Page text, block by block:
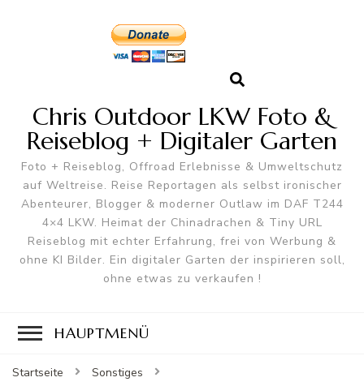
Chris Outdoor LKW Foto &
Reiseblog + Digitaler Garten
Foto + Reiseblog, Offroad Erlebnisse & Umweltschutz
auf Weltreise. Reise Reportagen als selbst ironischer
Abenteurer, Blogger & moderner Outlaw im DAF T244
4×4 LKW. Heimat der Chinadrachen & Tiny URL
Reiseblog mit echter Erfahrung, frei von Werbung &
ohne KI Bilder. Ein digitaler Garten der inspirieren soll,
ohne etwas zu verkaufen !
HAUPTMENÜ
Startseite
Sonstiges